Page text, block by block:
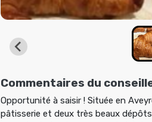
Commentaires du
Opportunité à saisir ! Située en
pâtisserie et deux très beaux